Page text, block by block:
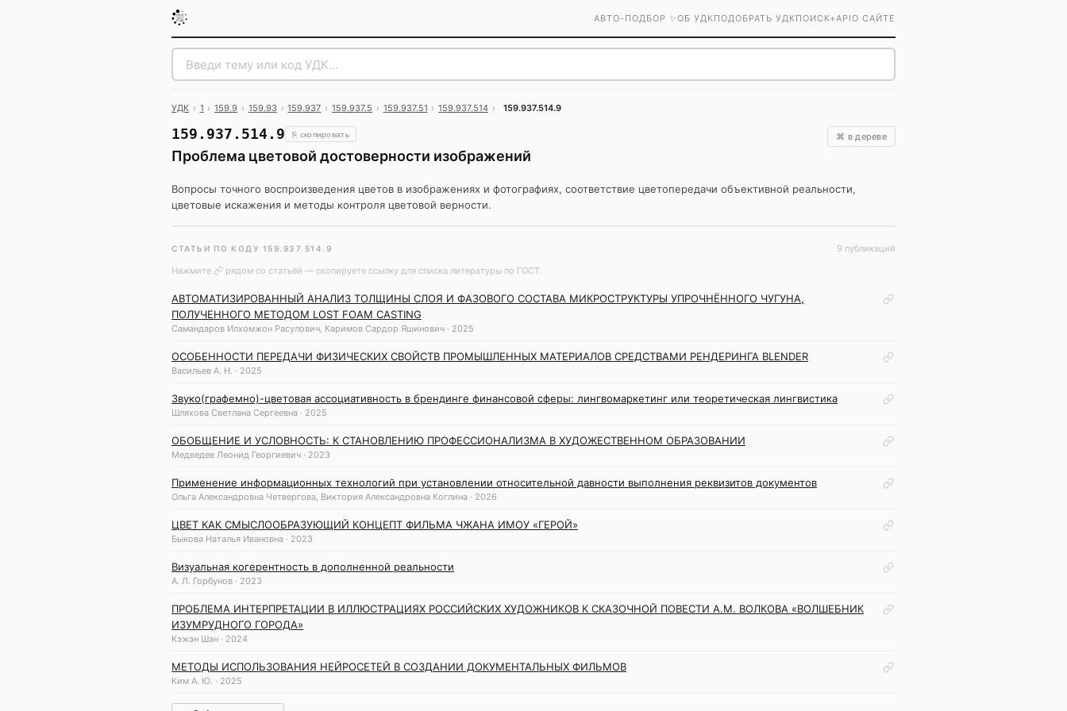
АВТО-ПОДБОР ✨ОБ УДКПОДОБРАТЬ УДКПОИСК+APIО САЙТЕ
УДК › 1 › 159.9 › 159.93 › 159.937 › 159.937.5 › 159.937.51 › 159.937.514 › 159.937.514.9
159.937.514.9 ⎘ скопировать
Проблема цветовой достоверности изображений
⌘ в дереве
Вопросы точного воспроизведения цветов в изображениях и фотографиях, соответствие цветопередачи объективной реальности,
цветовые искажения и методы контроля цветовой верности.
СТАТЬИ ПО КОДУ 159.937.514.9
9 публикаций
Нажмите
рядом со статьёй — скопируете ссылку для списка литературы по ГОСТ.
АВТОМАТИЗИРОВАННЫЙ АНАЛИЗ ТОЛЩИНЫ СЛОЯ И ФАЗОВОГО СОСТАВА МИКРОСТРУКТУРЫ УПРОЧНЁННОГО ЧУГУНА,
ПОЛУЧЕННОГО МЕТОДОМ LOST FOAM CASTING
Самандаров Илхомжон Расулович, Каримов Сардор Яшинович · 2025
ОСОБЕННОСТИ ПЕРЕДАЧИ ФИЗИЧЕСКИХ СВОЙСТВ ПРОМЫШЛЕННЫХ МАТЕРИАЛОВ СРЕДСТВАМИ РЕНДЕРИНГА BLENDER
Васильев А. Н. · 2025
Звуко(графемно)-цветовая ассоциативность в брендинге финансовой сферы: лингвомаркетинг или теоретическая лингвистика
Шляхова Светлана Сергеевна · 2025
ОБОБЩЕНИЕ И УСЛОВНОСТЬ: К СТАНОВЛЕНИЮ ПРОФЕССИОНАЛИЗМА В ХУДОЖЕСТВЕННОМ ОБРАЗОВАНИИ
Медведев Леонид Георгиевич · 2023
Применение информационных технологий при установлении относительной давности выполнения реквизитов документов
Ольга Александровна Четвергова, Виктория Александровна Коглина · 2026
ЦВЕТ КАК СМЫСЛООБРАЗУЮЩИЙ КОНЦЕПТ ФИЛЬМА ЧЖАНА ИМОУ «ГЕРОЙ»
Быкова Наталья Ивановна · 2023
Визуальная когерентность в дополненной реальности
А. Л. Горбунов · 2023
ПРОБЛЕМА ИНТЕРПРЕТАЦИИ В ИЛЛЮСТРАЦИЯХ РОССИЙСКИХ ХУДОЖНИКОВ К СКАЗОЧНОЙ ПОВЕСТИ А.М. ВОЛКОВА «ВОЛШЕБНИК
ИЗУМРУДНОГО ГОРОДА»
Кэжэн Шэн · 2024
МЕТОДЫ ИСПОЛЬЗОВАНИЯ НЕЙРОСЕТЕЙ В СОЗДАНИИ ДОКУМЕНТАЛЬНЫХ ФИЛЬМОВ
Ким А. Ю. · 2025